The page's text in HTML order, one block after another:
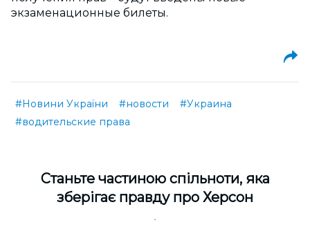
экзаменационные билеты.
#Новини України #новости
#Украина
#водительские права
Cтаньте частиною спільноти, яка
зберігає правду про Херсон